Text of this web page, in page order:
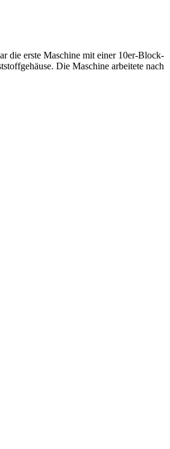
die erste Maschine mit einer 10er-Block-
Die Maschine arbeitete nach